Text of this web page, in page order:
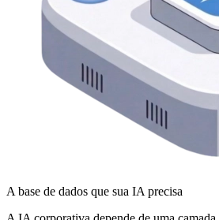
A base de dados que sua IA precisa